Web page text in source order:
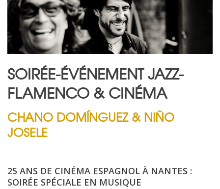
SOIRÉE-ÉVÉNEMENT JAZZ-
FLAMENCO & CINÉMA
CHANO DOMÍNGUEZ & NIÑO
JOSELE
25 ANS DE CINÉMA ESPAGNOL À NANTES :
SOIRÉE SPÉCIALE EN MUSIQUE